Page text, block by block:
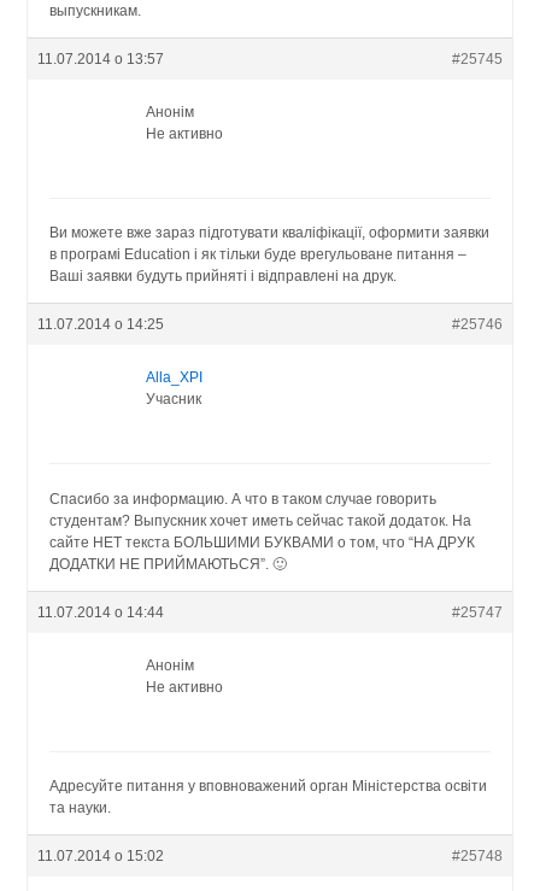
выпускникам.
11.07.2014 о 13:57 #25745
Анонім
Не активно
Ви можете вже зараз підготувати кваліфікації, оформити заявки
в програмі Education і як тільки буде врегульоване питання –
Ваші заявки будуть прийняті і відправлені на друк.
11.07.2014 о 14:25 #25746
Alla_XPI
Учасник
Спасибо за информацию. А что в таком случае говорить
студентам? Выпускник хочет иметь сейчас такой додаток. На
сайте НЕТ текста БОЛЬШИМИ БУКВАМИ о том, что “НА ДРУК
ДОДАТКИ НЕ ПРИЙМАЮТЬСЯ”. 🙂
11.07.2014 о 14:44 #25747
Анонім
Не активно
Адресуйте питання у вповноважений орган Міністерства освіти
та науки.
11.07.2014 о 15:02 #25748